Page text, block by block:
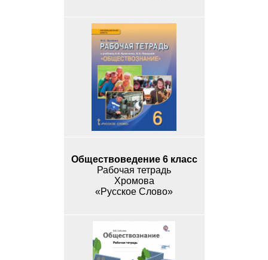
Обществоведение 6 класс
Рабочая тетрадь
Хромова
«Русское Слово»